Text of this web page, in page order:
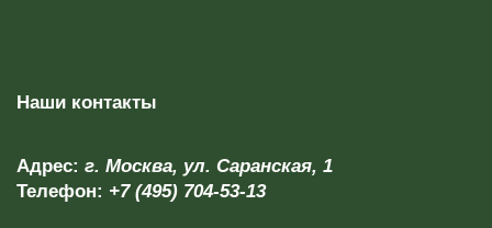
Наши контакты
Адрес: г. Москва, ул. Саранская, 1
Телефон: +7 (495) 704-53-13